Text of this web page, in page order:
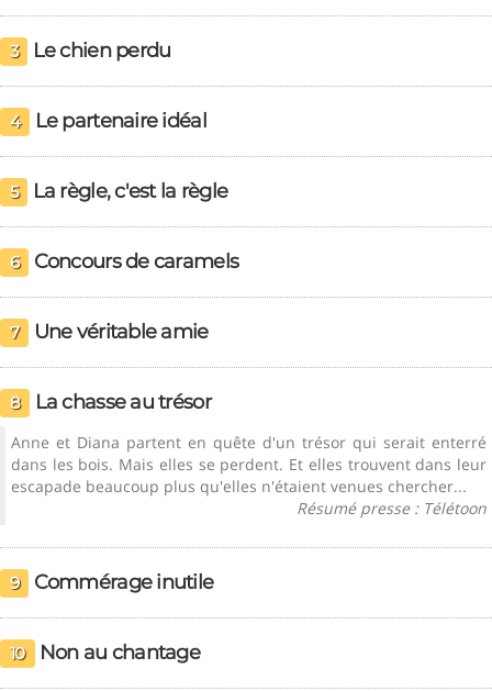
3 Le chien perdu
4 Le partenaire idéal
5 La règle, c'est la règle
6 Concours de caramels
7 Une véritable amie
8 La chasse au trésor
Anne et Diana partent en quête d'un trésor qui serait enterré
dans les bois. Mais elles se perdent. Et elles trouvent dans leur
escapade beaucoup plus qu'elles n'étaient venues chercher...
Résumé presse : Télétoon
9 Commérage inutile
10 Non au chantage